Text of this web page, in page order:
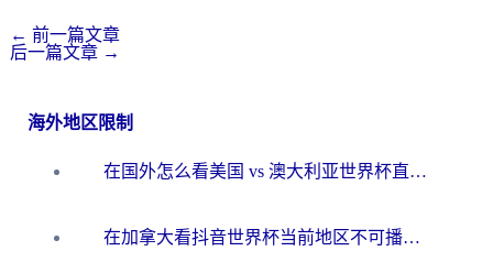
← 前一篇文章
后一篇文章 →
海外地区限制
在国外怎么看美国 vs 澳大利亚世界杯直播？海外党必藏的中文解说观赛指南
在加拿大看抖音世界杯当前地区不可播放？海外党体育观赛终极指南